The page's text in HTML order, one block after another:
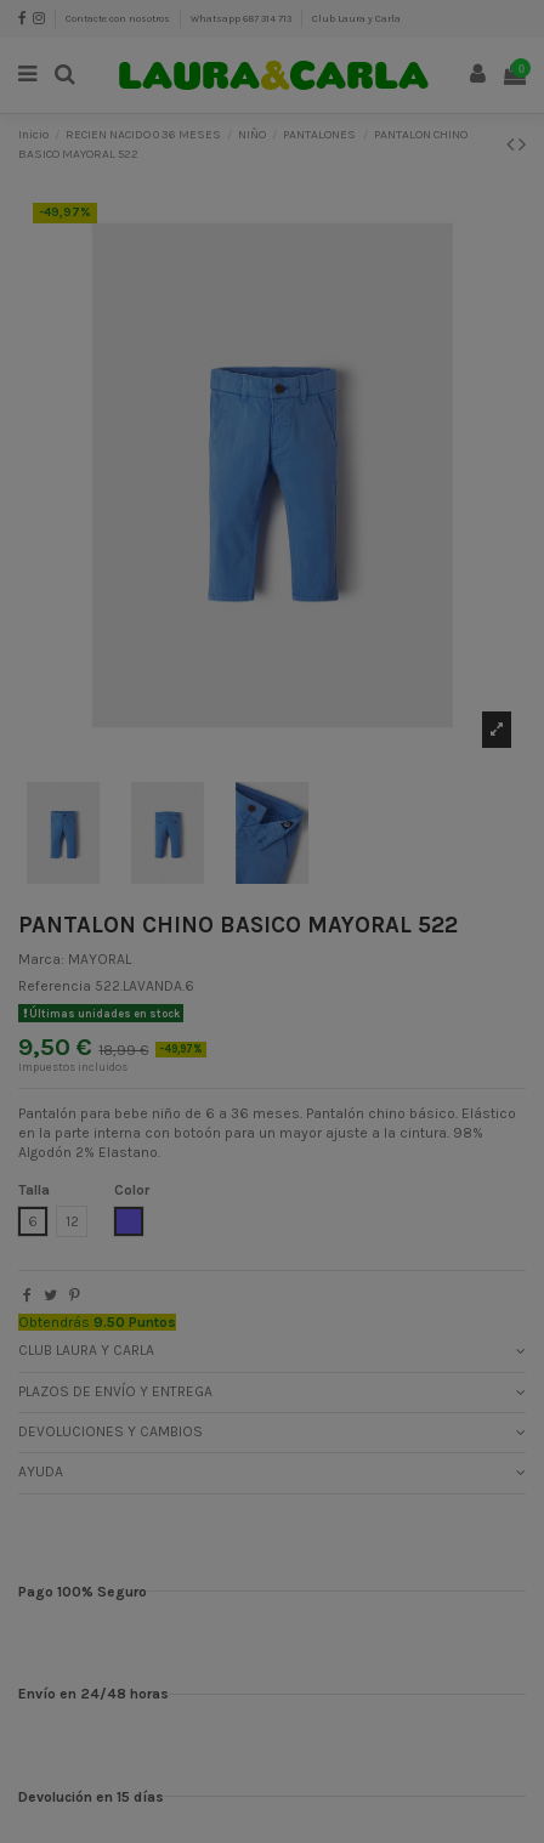
Contacte con nosotros Whatsapp 687 314 713 Club Laura y Carla
0
Inicio RECIEN NACIDO 0 36 MESES NIÑO PANTALONES
PANTALON CHINO
BASICO MAYORAL 522
-49,97%
PANTALON CHINO BASICO MAYORAL 522
Marca: MAYORAL
Referencia 522.LAVANDA.6
Últimas unidades en stock
9,50 € 18,99 € -49,97%
Impuestos incluidos
Pantalón para bebe niño de 6 a 36 meses. Pantalón chino básico. Elástico
en la parte interna con botoón para un mayor ajuste a la cintura. 98%
Algodón 2% Elastano.
Talla
6
12
Color
Obtendrás 9.50 Puntos
CLUB LAURA Y CARLA
PLAZOS DE ENVÍO Y ENTREGA
DEVOLUCIONES Y CAMBIOS
AYUDA
Pago 100% Seguro
Envío en 24/48 horas
Devolución en 15 días